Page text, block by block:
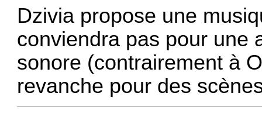
Dzivia propose une
conviendra pas pour une
sonore (contrairement à
revanche pour des